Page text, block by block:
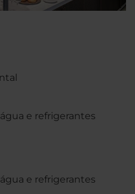
e refrigerantes
e refrigerantes